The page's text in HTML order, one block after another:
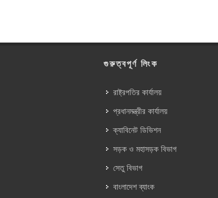
গুরুত্বপূর্ণ লিংক
রাষ্ট্রপতির কার্যালয়
প্রধানমন্ত্রীর কার্যালয়
ক্যাবিনেট ডিভিশন
সড়ক ও মহাসড়ক বিভাগ
সেতু বিভাগ
বাংলাদেশ ব্যাংক